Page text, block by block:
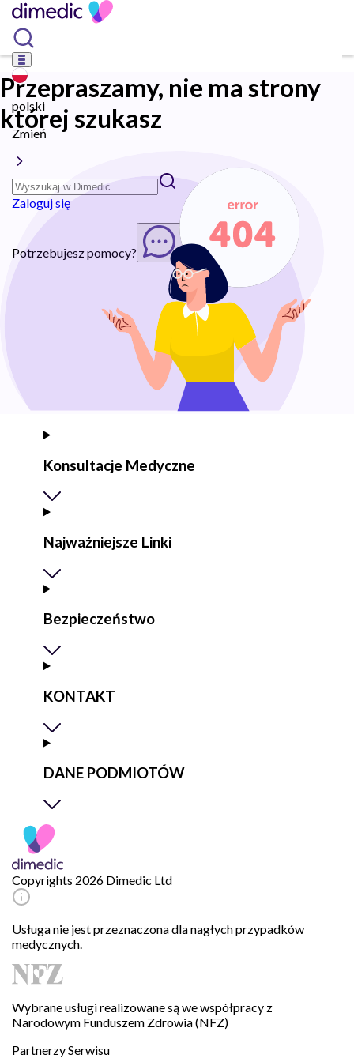
polski
Zmień
Zaloguj się
Potrzebujesz pomocy? Rozpocznij chat
Przepraszamy, nie ma strony
której szukasz
Konsultacje Medyczne
Najważniejsze Linki
Bezpieczeństwo
KONTAKT
DANE PODMIOTÓW
Copyrights 2026 Dimedic Ltd
Usługa nie jest przeznaczona dla nagłych przypadków
medycznych.
Wybrane usługi realizowane są we współpracy z
Narodowym Funduszem Zdrowia (NFZ)
Partnerzy Serwisu